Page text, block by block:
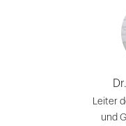
Leiter
und